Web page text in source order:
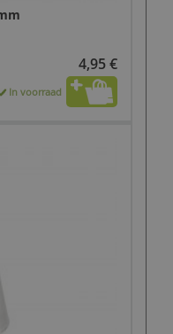
4,95 €
In voorraad